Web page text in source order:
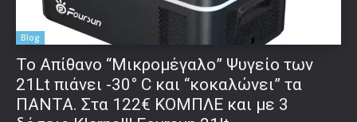
Blog
Το Απίθανο “Μικρομέγαλο” Ψυγείο των
21Lt πιάνει -30° C και “κοκαλώνει” τα
ΠΑΝΤΑ. Στα 122€ ΚΟΜΠΛΕ και με 3